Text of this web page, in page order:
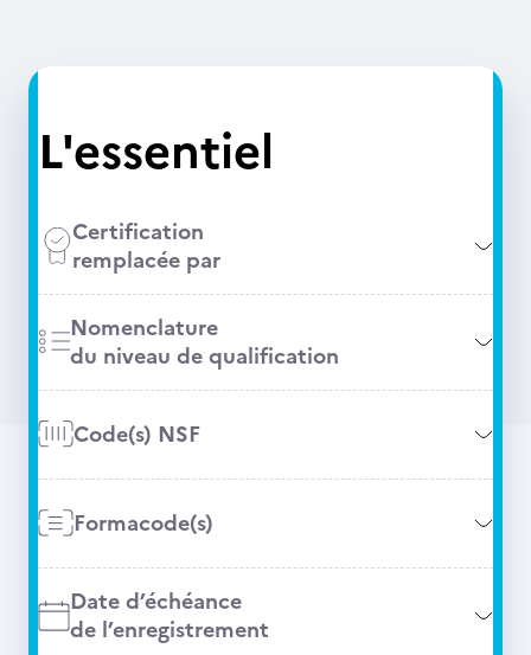
L'essentiel
Certification
remplacée par
Nomenclature
du niveau de qualification
Code(s) NSF
Formacode(s)
Date d’échéance
de l’enregistrement